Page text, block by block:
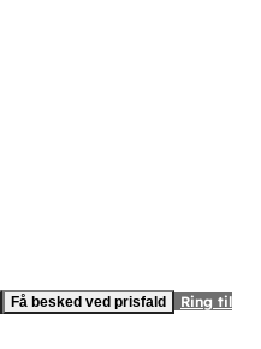
Få besked ved prisfald
Ring til